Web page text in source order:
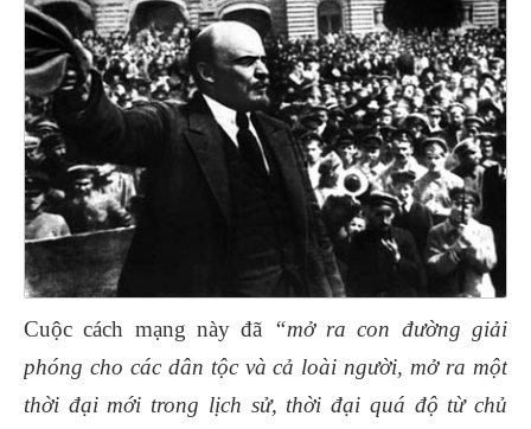
Cuộc cách mạng này đã “mở ra con đường giải
phóng cho các dân tộc và cả loài người, mở ra một
thời đại mới trong lịch sử, thời đại quá độ từ chủ